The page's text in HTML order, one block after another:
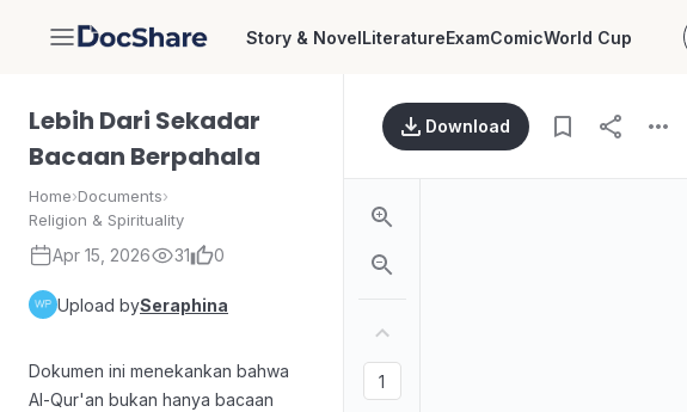
DocShare Story & NovelLiteratureExamComicWorld Cup
Lebih Dari Sekadar
Bacaan Berpahala
Home›Documents›
Religion & Spirituality
Apr 15, 2026 31 0
Upload bySeraphina
Dokumen ini menekankan bahwa
Al-Qur'an bukan hanya bacaan
Download